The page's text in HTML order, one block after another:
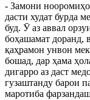
- Замони
дасти худат бурда
буд. Ӯ аз аввал
боҳашамат доранд,
қаҳрамон унвон
бошад, дар ҳама
дигарро аз даст
гузаштанду барои
маротиба